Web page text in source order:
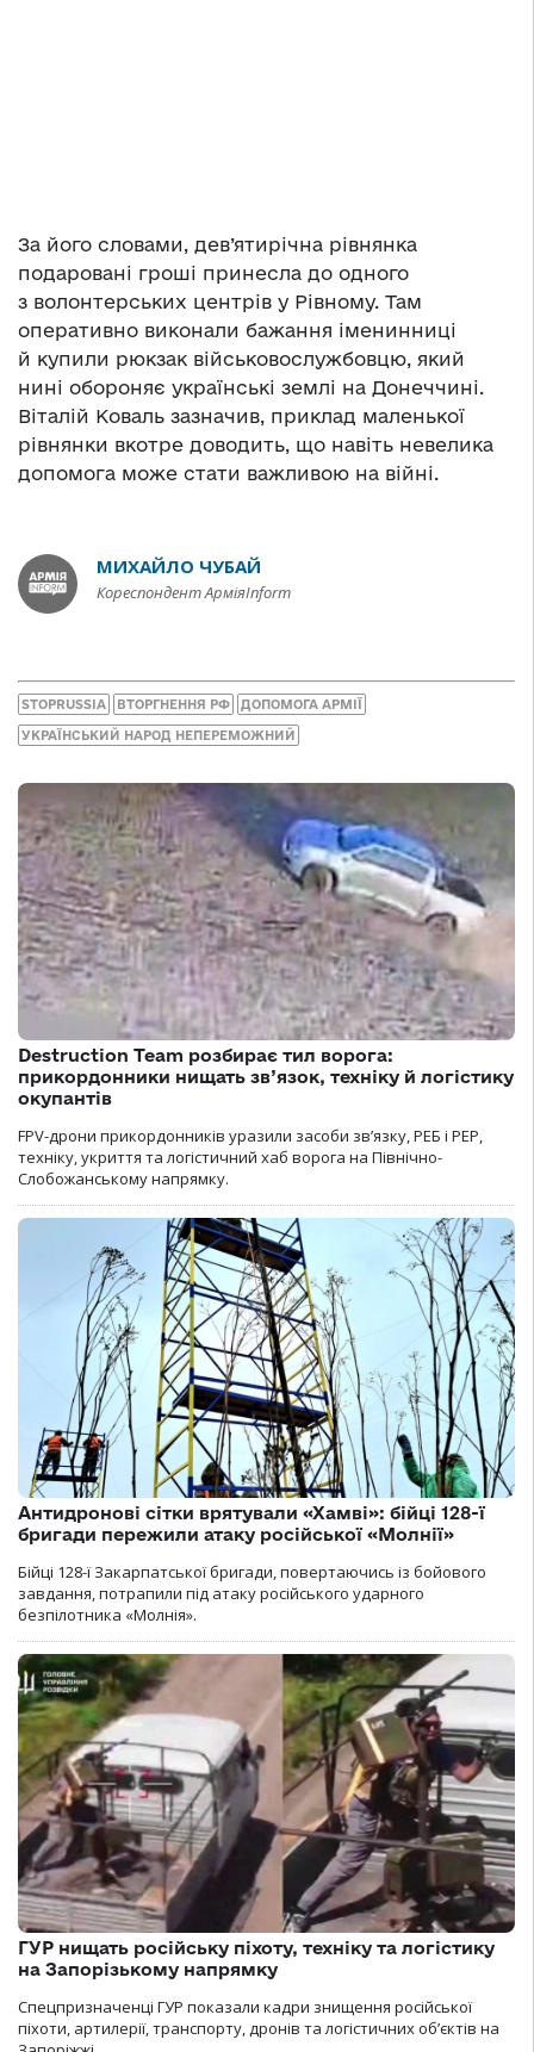
За його словами, дев’ятирічна рівнянка
подаровані гроші принесла до одного
з волонтерських центрів у Рівному. Там
оперативно виконали бажання іменинниці
й купили рюкзак військовослужбовцю, який
нині обороняє українські землі на Донеччині.
Віталій Коваль зазначив, приклад маленької
рівнянки вкотре доводить, що навіть невелика
допомога може стати важливою на війні.
МИХАЙЛО ЧУБАЙ
Кореспондент АрміяInform
STOPRUSSIA ВТОРГНЕННЯ РФ ДОПОМОГА АРМІЇ
УКРАЇНСЬКИЙ НАРОД НЕПЕРЕМОЖНИЙ
Destruction Team розбирає тил ворога:
прикордонники нищать зв’язок, техніку й логістику
окупантів
FPV-дрони прикордонників уразили засоби зв’язку, РЕБ і РЕР,
техніку, укриття та логістичний хаб ворога на Північно-
Слобожанському напрямку.
Антидронові сітки врятували «Хамві»: бійці 128-ї
бригади пережили атаку російської «Молнії»
Бійці 128-ї Закарпатської бригади, повертаючись із бойового
завдання, потрапили під атаку російського ударного
безпілотника «Молнія».
ГУР нищать російську піхоту, техніку та логістику
на Запорізькому напрямку
Спецпризначенці ГУР показали кадри знищення російської
піхоти, артилерії, транспорту, дронів та логістичних об’єктів на